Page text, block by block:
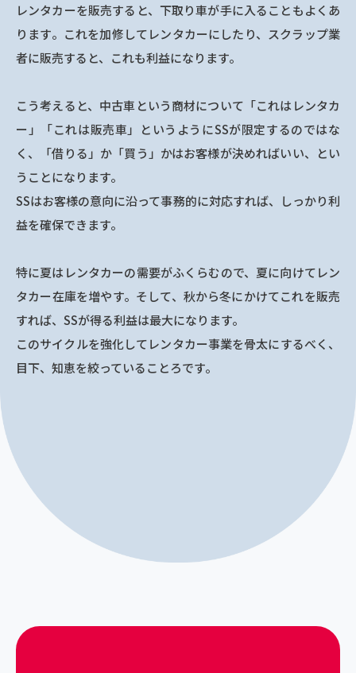
レンタカーを販売すると、下取り車が手に入ることもよくあ
ります。これを加修してレンタカーにしたり、スクラップ業
者に販売すると、これも利益になります。
こう考えると、中古車という商材について「これはレンタカ
ー」「これは販売車」というようにSSが限定するのではな
く、「借りる」か「買う」かはお客様が決めればいい、とい
うことになります。
SSはお客様の意向に沿って事務的に対応すれば、しっかり利
益を確保できます。
特に夏はレンタカーの需要がふくらむので、夏に向けてレン
タカー在庫を増やす。そして、秋から冬にかけてこれを販売
すれば、SSが得る利益は最大になります。
このサイクルを強化してレンタカー事業を骨太にするべく、
目下、知恵を絞っていることろです。